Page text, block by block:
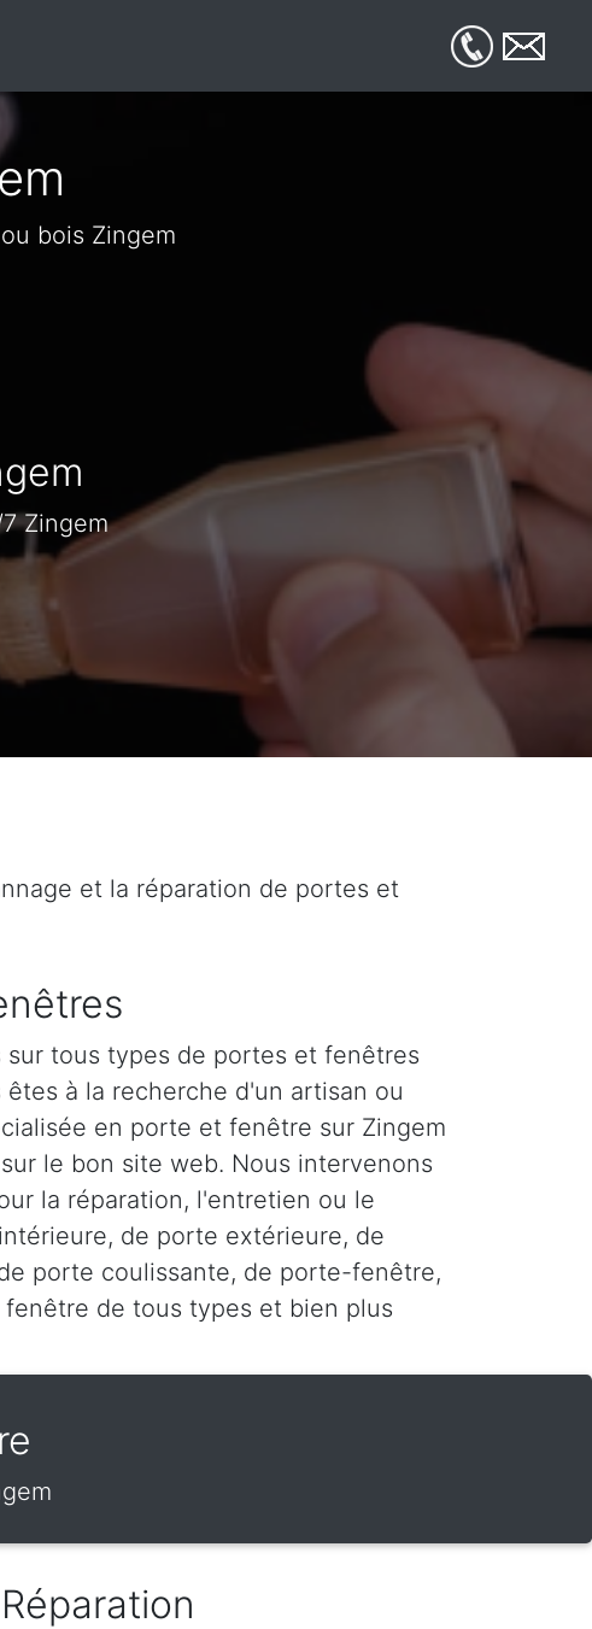
bois Zingem
Zingem
et la réparation de portes et
sur tous types de portes et fenêtres
êtes à la recherche d'un artisan ou
en porte et fenêtre sur Zingem
le bon site web. Nous intervenons
la réparation, l'entretien ou le
de porte extérieure, de
porte coulissante, de porte-fenêtre,
de tous types et bien plus